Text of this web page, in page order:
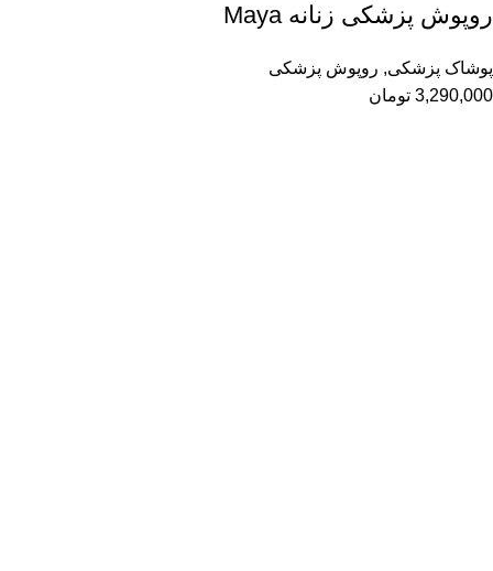
روپوش پزشکی زنانه Maya
پوشاک پزشکی, روپوش پزشکی
3,290,000 تومان